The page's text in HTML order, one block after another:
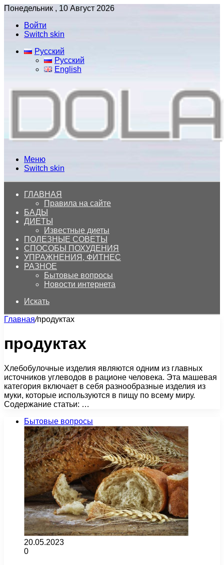
Понедельник , 10 Август 2026
Войти
Switch skin
Русский
Русский
English
Меню
Switch skin
ГЛАВНАЯ
Правила на сайте
БАДЫ
ДИЕТЫ
Известные диеты
ПОЛЕЗНЫЕ СОВЕТЫ
СПОСОБЫ ПОХУДЕНИЯ
УПРАЖНЕНИЯ, ФИТНЕС
РАЗНОЕ
Бытовые вопросы
Новости интернета
Искать
Главная/продуктах
продуктах
Хлебобулочные изделия являются одним из главных
источников углеводов в рационе человека. Эта машевая
категория включает в себя разнообразные изделия из
муки, которые используются в пищу по всему миру.
Содержание статьи: …
Бытовые вопросы
20.05.2023
0